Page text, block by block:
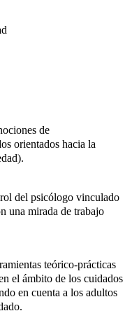
de
orientados hacia la
del psicólogo vinculado
una mirada de trabajo
teórico-prácticas
el ámbito de los cuidados
en cuenta a los adultos